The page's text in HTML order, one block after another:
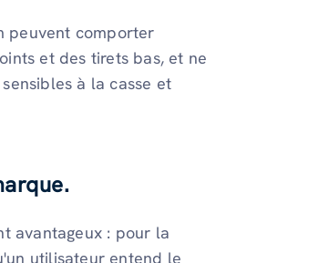
peuvent comporter
et des tirets bas, et ne
à la casse et
avantageux : pour la
utilisateur entend le